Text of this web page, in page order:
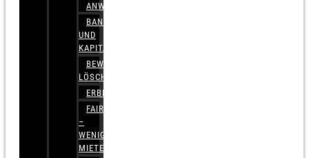
ANWALTSHAFTUNGSRECHT
BANK-
UND
KAPITALMARKTRECHT
BEWERTUNGEN
LÖSCHEN
ERBRECHT
FAIRMIETEN
–
WENIGER
MIETE